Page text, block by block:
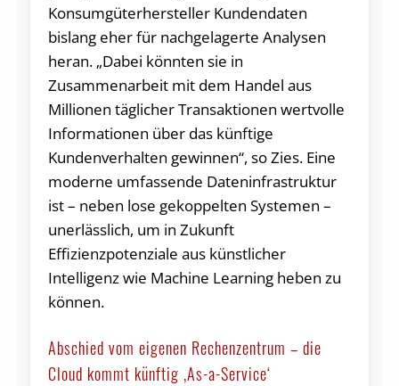
Konsumgüterhersteller Kundendaten
bislang eher für nachgelagerte Analysen
heran. „Dabei könnten sie in
Zusammenarbeit mit dem Handel aus
Millionen täglicher Transaktionen wertvolle
Informationen über das künftige
Kundenverhalten gewinnen“, so Zies. Eine
moderne umfassende Dateninfrastruktur
ist – neben lose gekoppelten Systemen –
unerlässlich, um in Zukunft
Effizienzpotenziale aus künstlicher
Intelligenz wie Machine Learning heben zu
können.
Abschied vom eigenen Rechenzentrum – die
Cloud kommt künftig ‚As-a-Service‘